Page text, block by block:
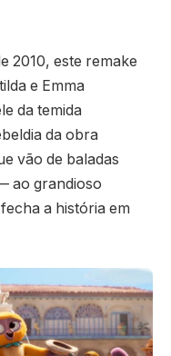
2010, este remake
e Emma
da temida
da obra
vão de baladas
ao grandioso
a história em